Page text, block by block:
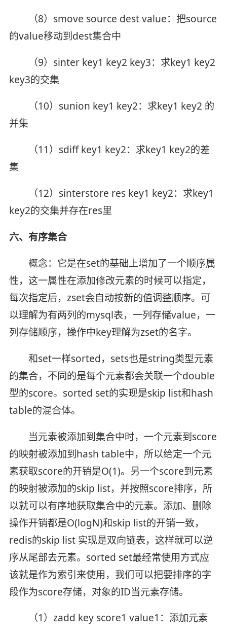
（8）smove source dest value：把source
的value移动到dest集合中
（9）sinter key1 key2 key3：求key1 key2
key3的交集
（10）sunion key1 key2：求key1 key2 的
并集
（11）sdiff key1 key2：求key1 key2的差
集
（12）sinterstore res key1 key2：求key1
key2的交集并存在res里
六、有序集合
概念：它是在set的基础上增加了一个顺序属
性，这一属性在添加修改元素的时候可以指定，
每次指定后，zset会自动按新的值调整顺序。可
以理解为有两列的mysql表，一列存储value，一
列存储顺序，操作中key理解为zset的名字。
和set一样sorted，sets也是string类型元素
的集合，不同的是每个元素都会关联一个double
型的score。sorted set的实现是skip list和hash
table的混合体。
当元素被添加到集合中时，一个元素到score
的映射被添加到hash table中，所以给定一个元
素获取score的开销是O(1)。另一个score到元素
的映射被添加的skip list，并按照score排序，所
以就可以有序地获取集合中的元素。添加、删除
操作开销都是O(logN)和skip list的开销一致，
redis的skip list 实现是双向链表，这样就可以逆
序从尾部去元素。sorted set最经常使用方式应
该就是作为索引来使用，我们可以把要排序的字
段作为score存储，对象的ID当元素存储。
（1）zadd key score1 value1：添加元素